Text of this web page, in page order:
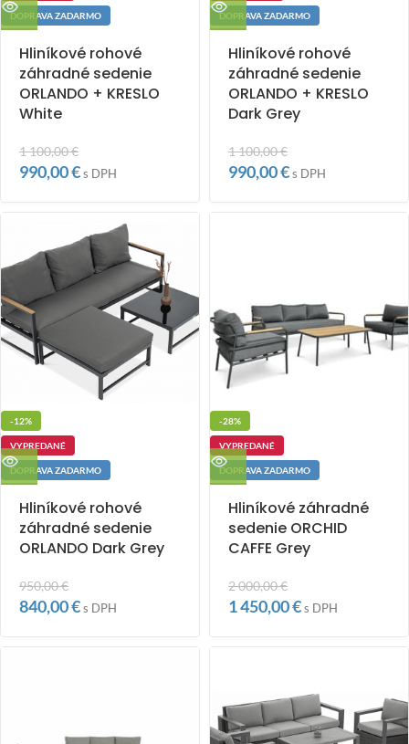
DOPRAVA ZADARMO
Hliníkové rohové
záhradné sedenie
ORLANDO + KRESLO
White
1 100,00€
990,00€s DPH
DOPRAVA ZADARMO
Hliníkové rohové
záhradné sedenie
ORLANDO + KRESLO
Dark Grey
1 100,00€
990,00€s DPH
-12%
VYPREDANÉ
DOPRAVA ZADARMO
Hliníkové rohové
záhradné sedenie
ORLANDO Dark Grey
950,00€
840,00€s DPH
-28%
VYPREDANÉ
DOPRAVA ZADARMO
Hliníkové záhradné
sedenie ORCHID
CAFFE Grey
2 000,00€
1 450,00€s DPH